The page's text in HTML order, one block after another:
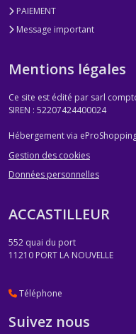
PAIEMENT
Message important
Mentions légales
Ce site est édité par sarl
SIREN : 52207424400024
Hébergement via
Gestion des cookies
Données personnelles
ACCASTILLEUR
552 quai du port
11210 PORT LA NOUVELLE
Téléphone
Suivez nous